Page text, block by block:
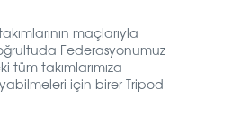
maçlarıyla
Federasyonumuz
tüm takımlarımıza
için birer Tripod